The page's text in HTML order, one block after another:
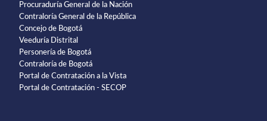
Procuraduría General de la Nación
Contraloría General de la República
Concejo de Bogotá
Veeduría Distrital
Personería de Bogotá
Contraloría de Bogotá
Portal de Contratación a la Vista
Portal de Contratación - SECOP